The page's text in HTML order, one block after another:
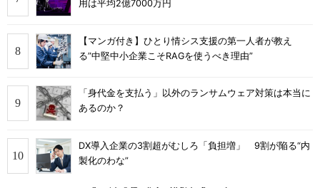
用は平均2億7000万円
【マンガ付き】ひとり情シス支援の第一人者が教え
る”中堅中小企業こそRAGを使うべき理由”
「身代金を支払う」以外のランサムウェア対策は本当に
あるのか？
DX導入企業の3割超がむしろ「負担増」 9割が陥る“内
製化のわな”